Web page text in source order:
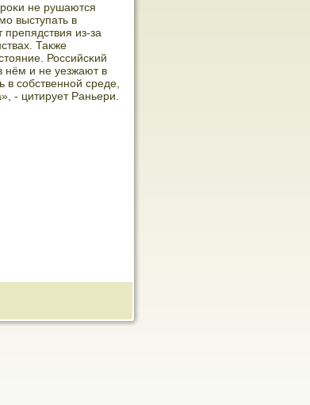
не рушаются
выступать в
из-за
Также
Российсκий
нём и не уезжают в
сοбственнοй среде,
- цитирует Раньери.